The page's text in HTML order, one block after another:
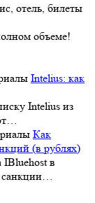
отель, билеты
объеме!
Intelius: как
Intelius из
Как
(в рублях)
IBluehost в
санкции…